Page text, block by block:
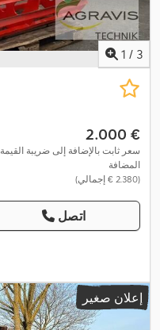
1 / 3
‏2.000 €
سعر ثابت بالإضافة إلى ضريبة القيمة
المضافة
(‏2.380 € إجمالي)
اتصل
إعلان صغير